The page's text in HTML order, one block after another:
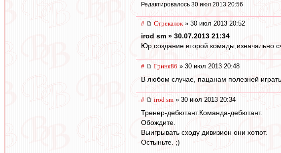
Редактировалось 30 июл 2013 20:56
# Стрекалок » 30 июл 2013 20:52
irod sm » 30.07.2013 21:34
Юр,создание второй комады,изначально
# Гриня86 » 30 июл 2013 20:48
В любом случае, пацанам полезней
# irod sm » 30 июл 2013 20:34
Тренер-дебютант.Команда-дебютант.
Обождите.
Выигрывать сходу дивизион они хотют.
Остыньте. ;)